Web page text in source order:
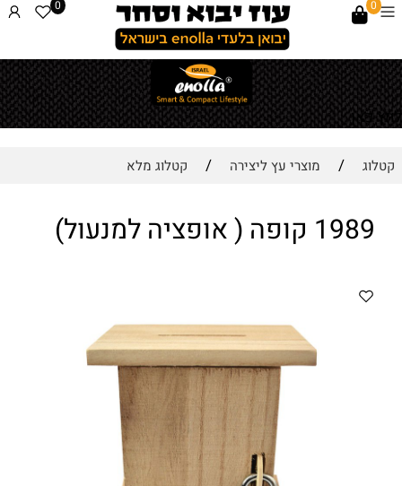
לחץ כאן
0
0
קטלוג / מוצרי עץ ליצירה / קטלוג מלא
1989 קופה ( אופציה למנעול)